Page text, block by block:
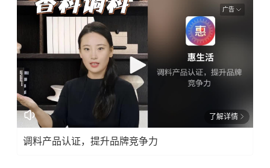
广告
了解详情
调料产品认证，提升品牌竞争力